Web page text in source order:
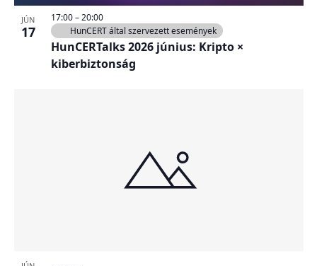
JÚN
17
HunCERTalks 2026 június: Kripto ×
kiberbiztonság
17:00–20:00
HunCERT által szervezett események